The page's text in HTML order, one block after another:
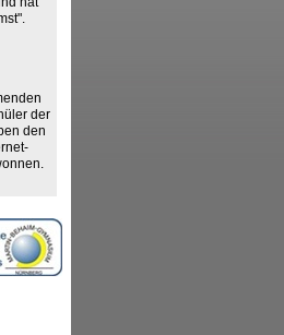
der
den